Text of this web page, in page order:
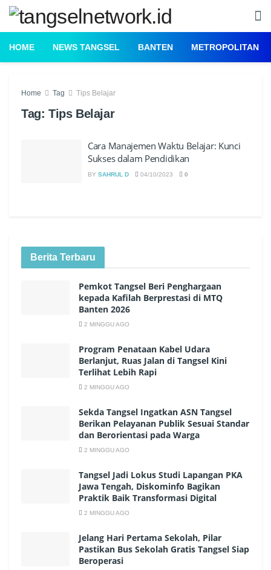
HOME NEWS TANGSEL BANTEN METROPOLITAN
Home Tag Tips Belajar
Tag: Tips Belajar
Cara Manajemen Waktu Belajar: Kunci
Sukses dalam Pendidikan
BY SAHRUL D 04/10/2023 0
Berita Terbaru
Pemkot Tangsel Beri Penghargaan
kepada Kafilah Berprestasi di MTQ
Banten 2026
2 MINGGU AGO
Program Penataan Kabel Udara
Berlanjut, Ruas Jalan di Tangsel Kini
Terlihat Lebih Rapi
2 MINGGU AGO
Sekda Tangsel Ingatkan ASN Tangsel
Berikan Pelayanan Publik Sesuai Standar
dan Berorientasi pada Warga
2 MINGGU AGO
Tangsel Jadi Lokus Studi Lapangan PKA
Jawa Tengah, Diskominfo Bagikan
Praktik Baik Transformasi Digital
2 MINGGU AGO
Jelang Hari Pertama Sekolah, Pilar
Pastikan Bus Sekolah Gratis Tangsel Siap
Beroperasi